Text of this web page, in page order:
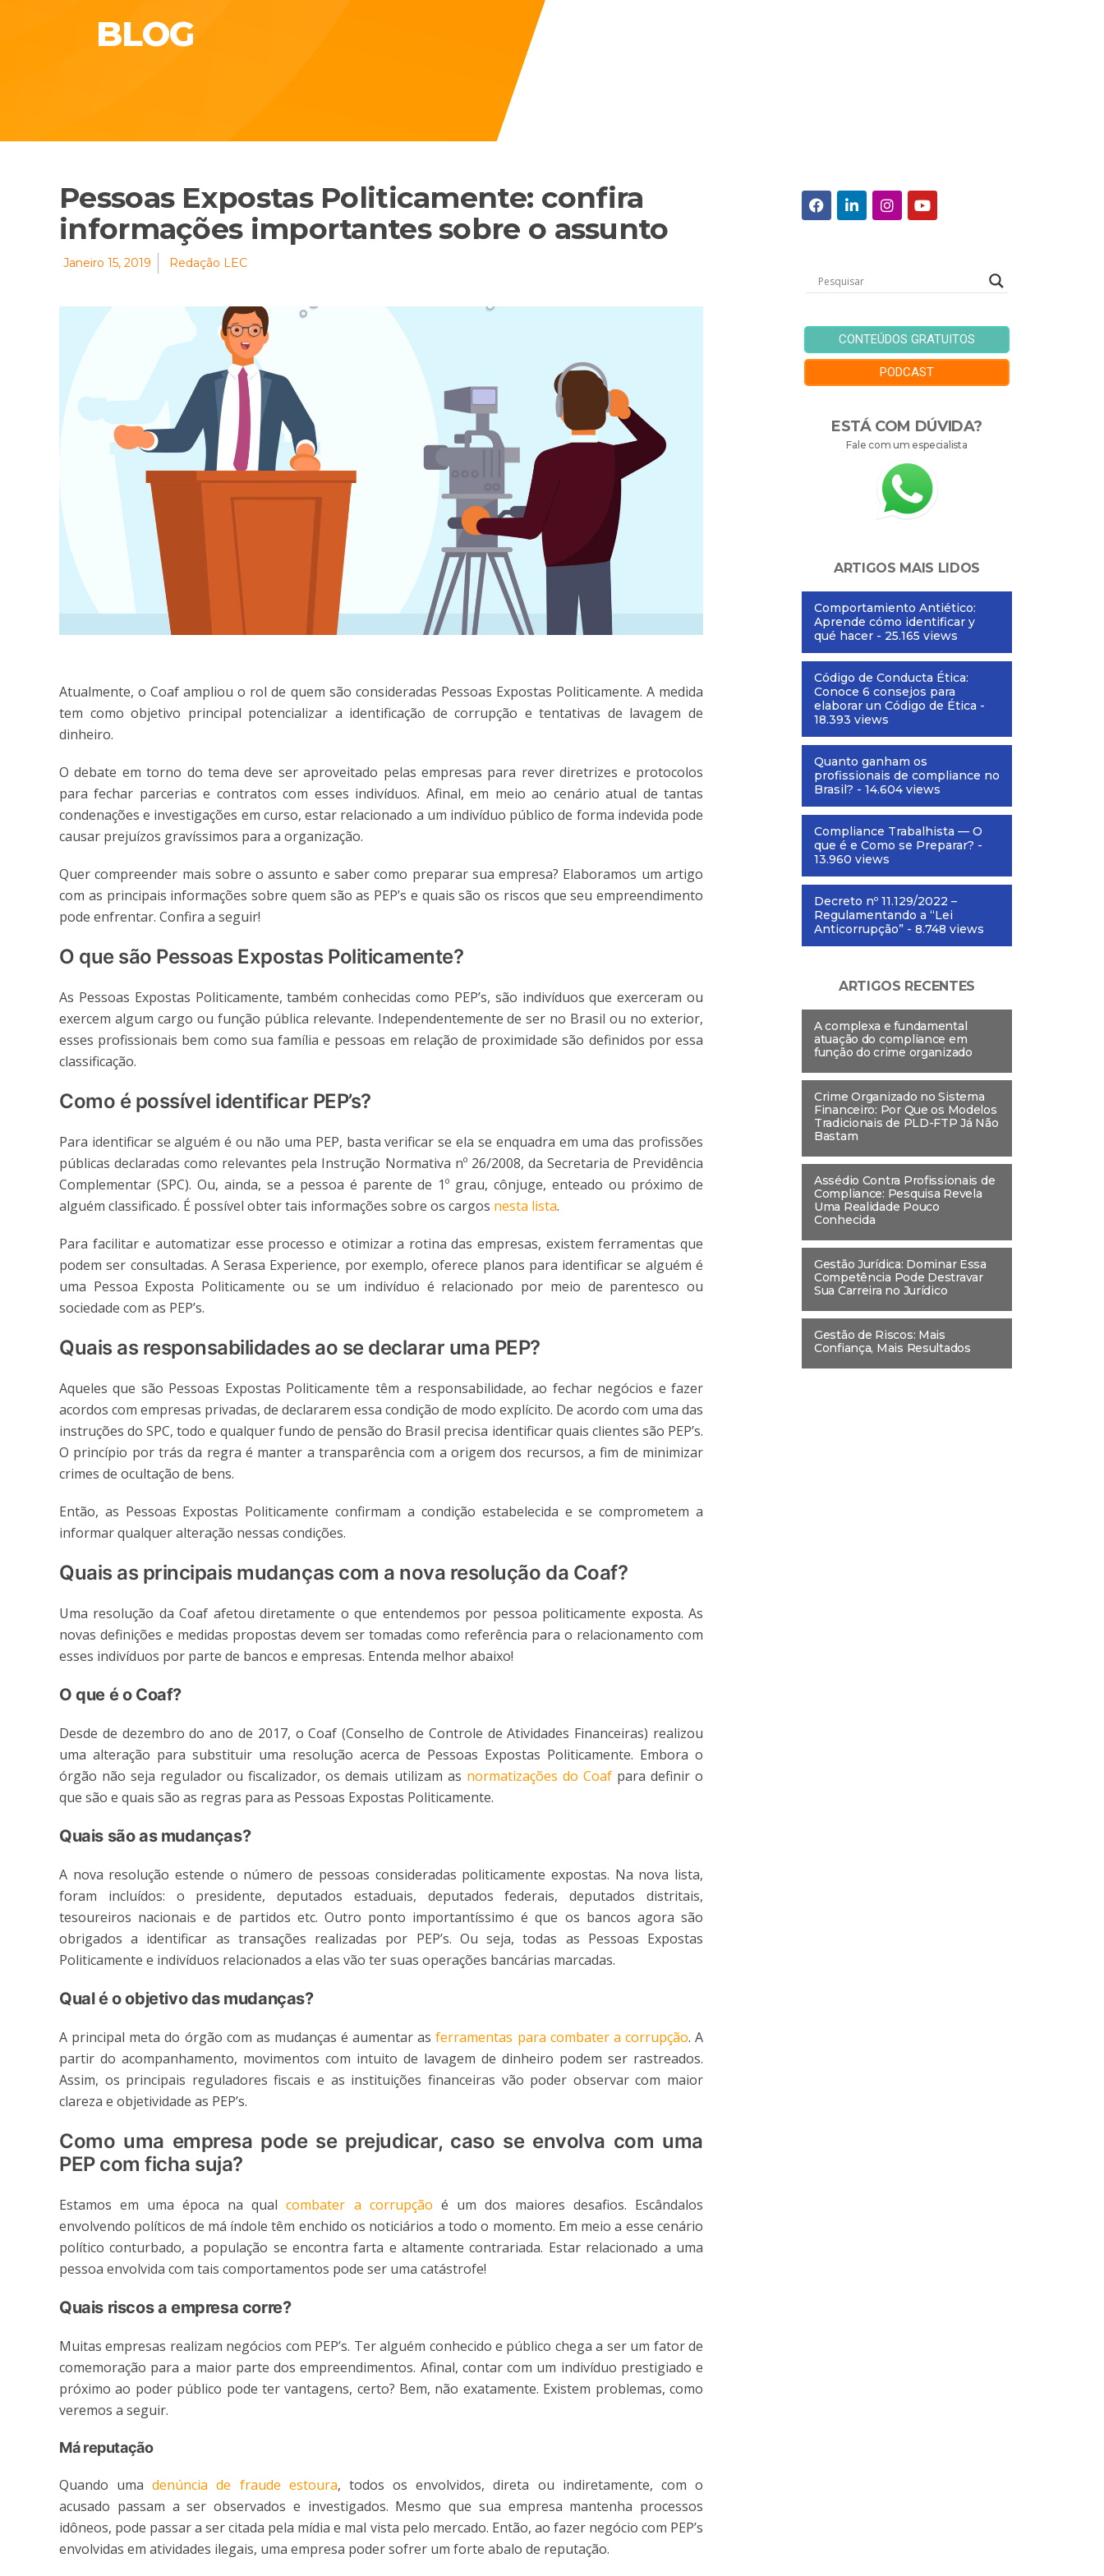
BLOG
Pessoas Expostas Politicamente: confira
informações importantes sobre o assunto
Janeiro 15, 2019 Redação LEC
Atualmente, o Coaf ampliou o rol de quem são consideradas Pessoas Expostas Politicamente. A medida
tem como objetivo principal potencializar a identificação de corrupção e tentativas de lavagem de
dinheiro.
O debate em torno do tema deve ser aproveitado pelas empresas para rever diretrizes e protocolos
para fechar parcerias e contratos com esses indivíduos. Afinal, em meio ao cenário atual de tantas
condenações e investigações em curso, estar relacionado a um indivíduo público de forma indevida pode
causar prejuízos gravíssimos para a organização.
Quer compreender mais sobre o assunto e saber como preparar sua empresa? Elaboramos um artigo
com as principais informações sobre quem são as PEP’s e quais são os riscos que seu empreendimento
pode enfrentar. Confira a seguir!
O que são Pessoas Expostas Politicamente?
As Pessoas Expostas Politicamente, também conhecidas como PEP’s, são indivíduos que exerceram ou
exercem algum cargo ou função pública relevante. Independentemente de ser no Brasil ou no exterior,
esses profissionais bem como sua família e pessoas em relação de proximidade são definidos por essa
classificação.
Como é possível identificar PEP’s?
Para identificar se alguém é ou não uma PEP, basta verificar se ela se enquadra em uma das profissões
públicas declaradas como relevantes pela Instrução Normativa nº 26/2008, da Secretaria de Previdência
Complementar (SPC). Ou, ainda, se a pessoa é parente de 1º grau, cônjuge, enteado ou próximo de
alguém classificado. É possível obter tais informações sobre os cargos nesta lista.
Para facilitar e automatizar esse processo e otimizar a rotina das empresas, existem ferramentas que
podem ser consultadas. A Serasa Experience, por exemplo, oferece planos para identificar se alguém é
uma Pessoa Exposta Politicamente ou se um indivíduo é relacionado por meio de parentesco ou
sociedade com as PEP’s.
Quais as responsabilidades ao se declarar uma PEP?
Aqueles que são Pessoas Expostas Politicamente têm a responsabilidade, ao fechar negócios e fazer
acordos com empresas privadas, de declararem essa condição de modo explícito. De acordo com uma das
instruções do SPC, todo e qualquer fundo de pensão do Brasil precisa identificar quais clientes são PEP’s.
O princípio por trás da regra é manter a transparência com a origem dos recursos, a fim de minimizar
crimes de ocultação de bens.
Então, as Pessoas Expostas Politicamente confirmam a condição estabelecida e se comprometem a
informar qualquer alteração nessas condições.
Quais as principais mudanças com a nova resolução da Coaf?
Uma resolução da Coaf afetou diretamente o que entendemos por pessoa politicamente exposta. As
novas definições e medidas propostas devem ser tomadas como referência para o relacionamento com
esses indivíduos por parte de bancos e empresas. Entenda melhor abaixo!
O que é o Coaf?
Desde de dezembro do ano de 2017, o Coaf (Conselho de Controle de Atividades Financeiras) realizou
uma alteração para substituir uma resolução acerca de Pessoas Expostas Politicamente. Embora o
órgão não seja regulador ou fiscalizador, os demais utilizam as normatizações do Coafpara definir o
que são e quais são as regras para as Pessoas Expostas Politicamente.
Quais são as mudanças?
A nova resolução estende o número de pessoas consideradas politicamente expostas. Na nova lista,
foram incluídos: o presidente, deputados estaduais, deputados federais, deputados distritais,
tesoureiros nacionais e de partidos etc. Outro ponto importantíssimo é que os bancos agora são
obrigados a identificar as transações realizadas por PEP’s. Ou seja, todas as Pessoas Expostas
Politicamente e indivíduos relacionados a elas vão ter suas operações bancárias marcadas.
Qual é o objetivo das mudanças?
A principal meta do órgão com as mudanças é aumentar asferramentas para combater a corrupção. A
partir do acompanhamento, movimentos com intuito de lavagem de dinheiro podem ser rastreados.
Assim, os principais reguladores fiscais e as instituições financeiras vão poder observar com maior
clareza e objetividade as PEP’s.
Como uma empresa pode se prejudicar, caso se envolva com uma
PEP com ficha suja?
Estamos em uma época na qualcombater a corrupção é um dos maiores desafios. Escândalos
envolvendo políticos de má índole têm enchido os noticiários a todo o momento. Em meio a esse cenário
político conturbado, a população se encontra farta e altamente contrariada. Estar relacionado a uma
pessoa envolvida com tais comportamentos pode ser uma catástrofe!
Quais riscos a empresa corre?
Muitas empresas realizam negócios com PEP’s. Ter alguém conhecido e público chega a ser um fator de
comemoração para a maior parte dos empreendimentos. Afinal, contar com um indivíduo prestigiado e
próximo ao poder público pode ter vantagens, certo? Bem, não exatamente. Existem problemas, como
veremos a seguir.
Má reputação
Quando umadenúncia de fraude estoura, todos os envolvidos, direta ou indiretamente, com o
acusado passam a ser observados e investigados. Mesmo que sua empresa mantenha processos
idôneos, pode passar a ser citada pela mídia e mal vista pelo mercado. Então, ao fazer negócio com PEP’s
envolvidas em atividades ilegais, uma empresa poder sofrer um forte abalo de reputação.
CONTEÚDOS GRATUITOS
PODCAST
ESTÁ COM DÚVIDA?
Fale com um especialista
ARTIGOS MAIS LIDOS
Comportamiento Antiético:
Aprende cómo identificar y
qué hacer - 25.165 views
Código de Conducta Ética:
Conoce 6 consejos para
elaborar un Código de Ética -
18.393 views
Quanto ganham os
profissionais de compliance no
Brasil? - 14.604 views
Compliance Trabalhista — O
que é e Como se Preparar? -
13.960 views
Decreto nº 11.129/2022 –
Regulamentando a “Lei
Anticorrupção” - 8.748 views
ARTIGOS RECENTES
A complexa e fundamental
atuação do compliance em
função do crime organizado
Crime Organizado no Sistema
Financeiro: Por Que os Modelos
Tradicionais de PLD-FTP Já Não
Bastam
Assédio Contra Profissionais de
Compliance: Pesquisa Revela
Uma Realidade Pouco
Conhecida
Gestão Jurídica: Dominar Essa
Competência Pode Destravar
Sua Carreira no Jurídico
Gestão de Riscos: Mais
Confiança, Mais Resultados